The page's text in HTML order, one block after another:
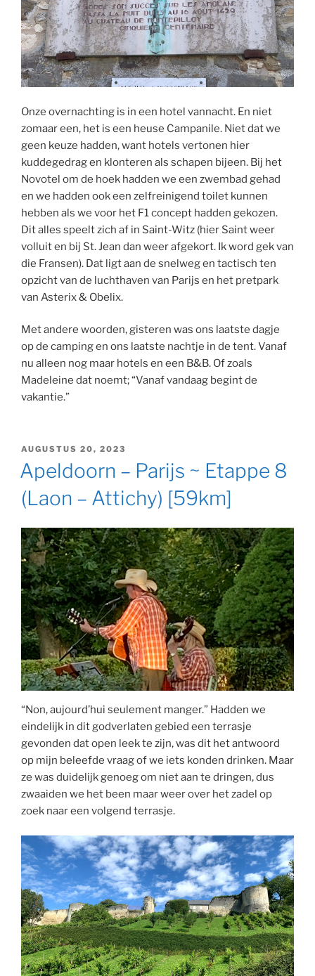
Onze overnachting is in een hotel vannacht. En niet
zomaar een, het is een heuse Campanile. Niet dat we
geen keuze hadden, want hotels vertonen hier
kuddegedrag en klonteren als schapen bijeen. Bij het
Novotel om de hoek hadden we een zwembad gehad
en we hadden ook een zelfreinigend toilet kunnen
hebben als we voor het F1 concept hadden gekozen.
Dit alles speelt zich af in Saint-Witz (hier Saint weer
volluit en bij St. Jean dan weer afgekort. Ik word gek van
die Fransen). Dat ligt aan de snelweg en tactisch ten
opzicht van de luchthaven van Parijs en het pretpark
van Asterix & Obelix.
Met andere woorden, gisteren was ons laatste dagje
op de camping en ons laatste nachtje in de tent. Vanaf
nu alleen nog maar hotels en een B&B. Of zoals
Madeleine dat noemt; “Vanaf vandaag begint de
vakantie.”
GEPLAATST
OP
AUGUSTUS 20, 2023
Apeldoorn – Parijs ~ Etappe 8
(Laon – Attichy) [59km]
“Non, aujourd’hui seulement manger.” Hadden we
eindelijk in dit godverlaten gebied een terrasje
gevonden dat open leek te zijn, was dit het antwoord
op mijn beleefde vraag of we iets konden drinken. Maar
ze was duidelijk genoeg om niet aan te dringen, dus
zwaaiden we het been maar weer over het zadel op
zoek naar een volgend terrasje.